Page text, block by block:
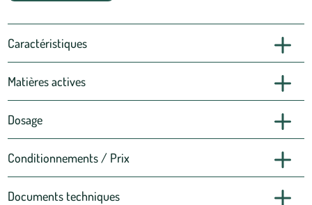
Caractéristiques
Matières actives
Dosage
Conditionnements / Prix
Documents techniques